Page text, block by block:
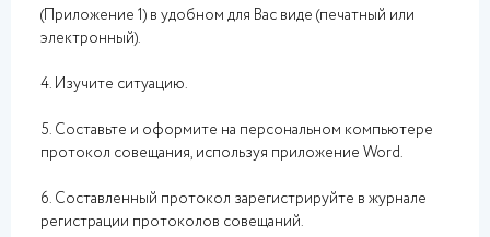
(Приложение 1) в удобном для Вас виде (печатный или
электронный).
4. Изучите ситуацию.
5. Составьте и оформите на персональном компьютере
протокол совещания, используя приложение Word.
6. Составленный протокол зарегистрируйте в журнале
регистрации протоколов совещаний.